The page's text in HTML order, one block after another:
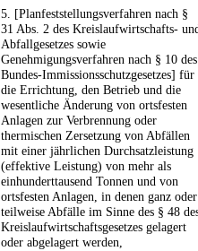
5. [Planfeststellungsverfahren nach §
31 Abs. 2 des Kreislaufwirtschafts-
Abfallgesetzes sowie
Genehmigungsverfahren nach § 10 des
Bundes-Immissionsschutzgesetzes] für
die Errichtung, den Betrieb und die
wesentliche Änderung von ortsfesten
Anlagen zur Verbrennung oder
thermischen Zersetzung von Abfällen
mit einer jährlichen Durchsatzleistung
(effektive Leistung) von mehr als
einhunderttausend Tonnen und von
ortsfesten Anlagen, in denen ganz oder
teilweise Abfälle im Sinne des § 48
Kreislaufwirtschaftsgesetzes gelagert
oder abgelagert werden,